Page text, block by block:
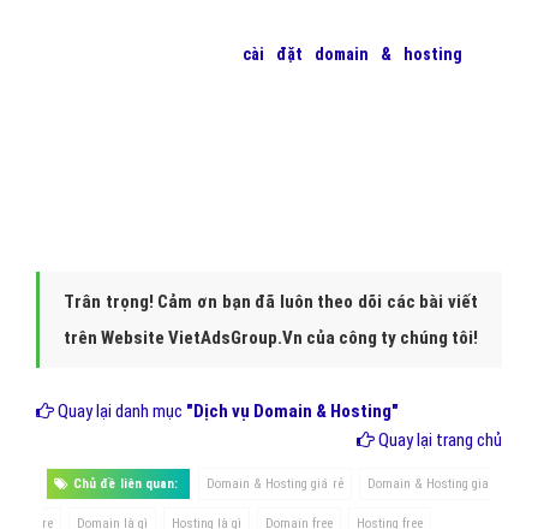
với tên miền riêng bạn đã sở hữu, bạn có thể lập lệnh redirect tên
Việc dùng email theo tên miền riêng của bạn sẽ khiến bạn trở lên
chuyên nghiệp hơn trong các mối giao dịch thư điện tử. Thay vì bạn
dùng email riêng với tên miền riêng của mình như
ten@tencuaban.com, thì trong mọi giao dịch người nhận thư của
hơn